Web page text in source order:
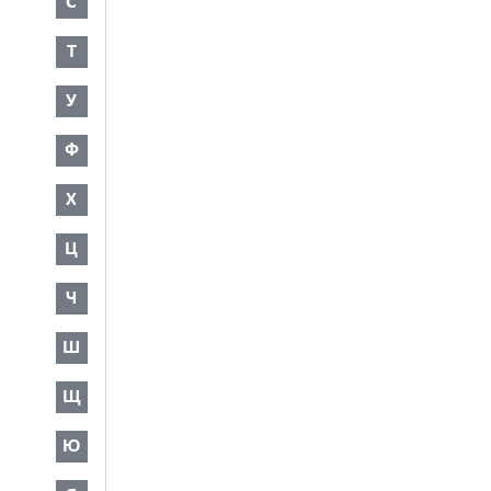
Т
У
Ф
Х
Ц
Ч
Ш
Щ
Ю